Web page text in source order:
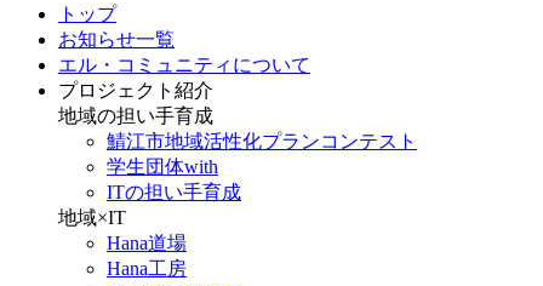
トップ
お知らせ一覧
エル・コミュニティについて
プロジェクト紹介
地域の担い手育成
鯖江市地域活性化プランコンテスト
学生団体with
ITの担い手育成
地域×IT
Hana道場
Hana工房